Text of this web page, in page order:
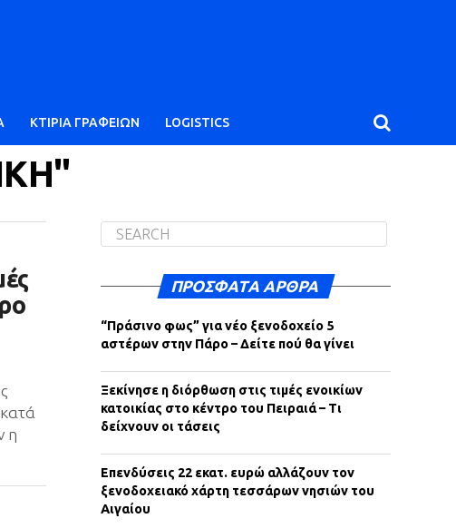
ΚΤΙΡΙΑ ΓΡΑΦΕΙΩΝ LOGISTICS
η
ΠΡΌΣΦΑΤΑ ΆΡΘΡΑ
“Πράσινο φως” για νέο ξενοδοχείο 5
αστέρων στην Πάρο – Δείτε πού θα γίνει
Ξεκίνησε η διόρθωση στις τιμές ενοικίων
κατοικίας στο κέντρο του Πειραιά – Τι
δείχνουν οι τάσεις
Επενδύσεις 22 εκατ. ευρώ αλλάζουν τον
ξενοδοχειακό χάρτη τεσσάρων νησιών του
Αιγαίου